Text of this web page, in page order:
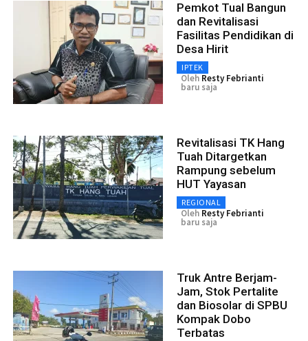
Pemkot Tual Bangun
dan Revitalisasi
Fasilitas Pendidikan di
Desa Hirit
IPTEK
Oleh Resty Febrianti
baru saja
Revitalisasi TK Hang
Tuah Ditargetkan
Rampung sebelum
HUT Yayasan
REGIONAL
Oleh Resty Febrianti
baru saja
Truk Antre Berjam-
Jam, Stok Pertalite
dan Biosolar di SPBU
Kompak Dobo
Terbatas